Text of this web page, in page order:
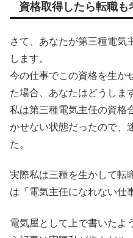
資格取得したら転職も
さて、あなたが第三種電気
します。
今の仕事でこの資格を生か
た場合、あなたはどうしま
私は第三種電気主任の資格
かせない状態だったので、
た。
実際私は三種を生かして転
は「電気主任になれない仕
電気屋として上で書いたよ